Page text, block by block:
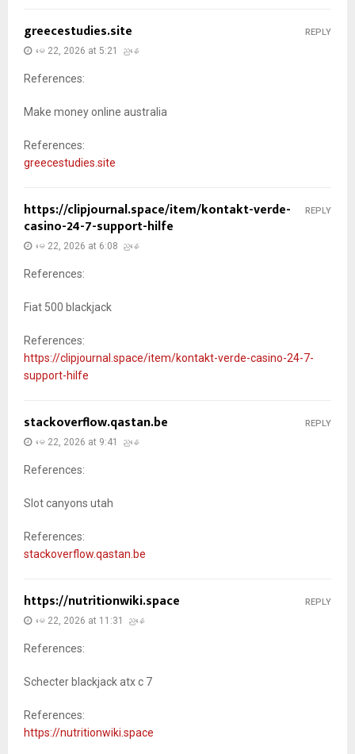
greecestudies.site
မေ 22, 2026 at 5:21 ညနေ
References:
Make money online australia
References:
greecestudies.site
REPLY
https://clipjournal.space/item/kontakt-verde-
casino-24-7-support-hilfe
မေ 22, 2026 at 6:08 ညနေ
References:
Fiat 500 blackjack
References:
https://clipjournal.space/item/kontakt-verde-casino-24-7-
support-hilfe
REPLY
stackoverflow.qastan.be
မေ 22, 2026 at 9:41 ညနေ
References:
Slot canyons utah
References:
stackoverflow.qastan.be
REPLY
https://nutritionwiki.space
မေ 22, 2026 at 11:31 ညနေ
References:
Schecter blackjack atx c 7
References:
https://nutritionwiki.space
REPLY